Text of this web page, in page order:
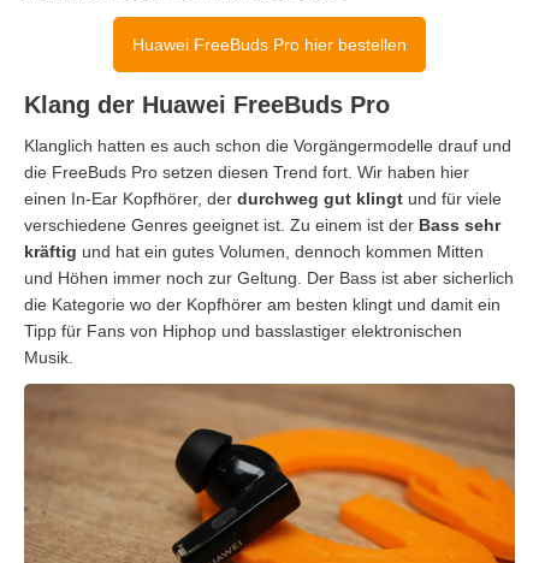
Huawei FreeBuds Pro hier bestellen
Klang der Huawei FreeBuds Pro
Klanglich hatten es auch schon die Vorgängermodelle drauf und
die FreeBuds Pro setzen diesen Trend fort. Wir haben hier
einen In-Ear Kopfhörer, der durchweg gut klingt und für viele
verschiedene Genres geeignet ist. Zu einem ist der Bass sehr
kräftig und hat ein gutes Volumen, dennoch kommen Mitten
und Höhen immer noch zur Geltung. Der Bass ist aber sicherlich
die Kategorie wo der Kopfhörer am besten klingt und damit ein
Tipp für Fans von Hiphop und basslastiger elektronischen
Musik.